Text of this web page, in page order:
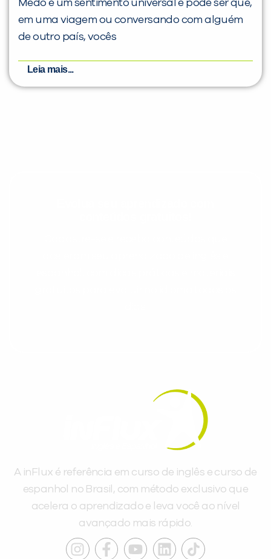
Medo é um sentimento universal e pode ser que,
em uma viagem ou conversando com alguém
de outro país, vocês
Leia mais...
A inFlux é referência em curso de inglês e curso de
espanhol no Brasil, com método exclusivo que
acelera o aprendizado e leva você ao nível
avançado mais rápido.